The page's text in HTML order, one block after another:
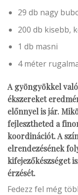
29 db nagy
200 db kisebb,
1 db masni
4 méter
A gyöngyökkel
ékszereket
előnnyel is jár.
fejlesztheted a
koordinációt. A
elrendezésének
kifejezőkészséget
érzését.
Fedezz fel még